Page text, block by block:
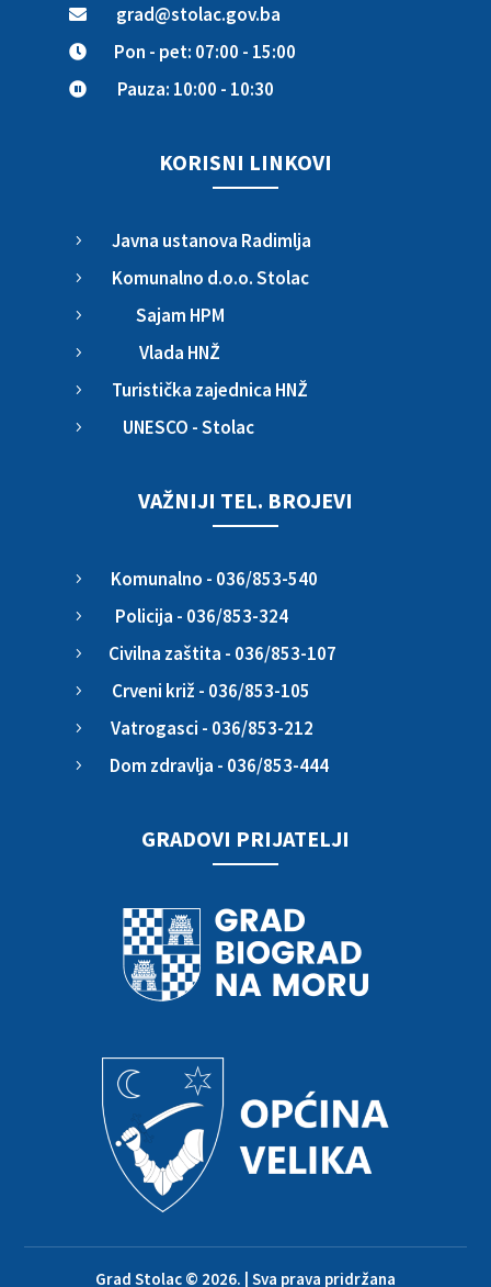
 grad@stolac.gov.ba
 Pon - pet: 07:00 - 15:00
 Pauza: 10:00 - 10:30
KORISNI LINKOVI
5 Javna ustanova Radimlja
5 Komunalno d.o.o. Stolac
5 Sajam HPM
5 Vlada HNŽ
5 Turistička zajednica HNŽ
5 UNESCO - Stolac
VAŽNIJI TEL. BROJEVI
5 Komunalno - 036/853-540
5 Policija - 036/853-324
5 Civilna zaštita - 036/853-107
5 Crveni križ - 036/853-105
5 Vatrogasci - 036/853-212
5 Dom zdravlja - 036/853-444
GRADOVI PRIJATELJI
Grad Stolac © 2026. | Sva prava pridržana